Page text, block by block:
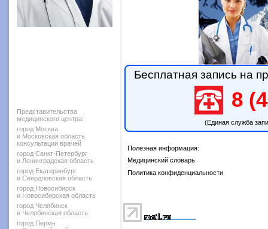
Представительства
медицинского центра:
город Москва
и Московская область
консультации врачей
город Санкт-Петербург
и Ленинградская область
город Екатеринбург
и Свердловская область
город Новосибирск
и Новосибирская область
город Челябинск
и Челябинская область
город Пермь
Бесплатная запись на
8
(Единая служба
Полезная информация:
Медицинский словарь
Политика конфиденциальности